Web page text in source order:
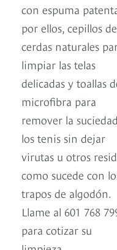
con espuma
por ellos, cepillos de
cerdas naturales
limpiar las telas
delicadas y toallas
microfibra para
remover la
los tenis sin dejar
virutas u otros
como sucede con
trapos de algodón.
Llame al 601 768
para cotizar su